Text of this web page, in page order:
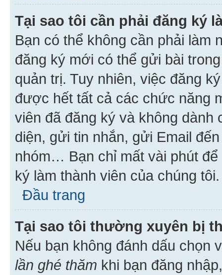
Tại sao tôi cần phải đăng ký
Bạn có thể không cần phải làm
đăng ký mới có thể gửi bài
quản trị. Tuy nhiên, việc đăng
được hết tất cả các chức năng
viên đã đăng ký và không
diện, gửi tin nhắn, gửi Email
nhóm… Bạn chỉ mất vài phút
ký làm thành viên của chúng tôi.
Đầu trang
Tại sao tôi thường xuyên bị
Nếu bạn không đánh dấu chọn
lần ghé thăm khi bạn đăng